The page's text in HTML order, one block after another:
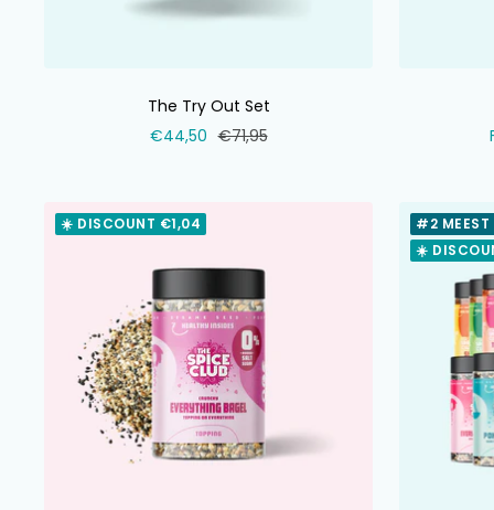
The Try Out Set
Selling
€44,50 Normal
€71,95
☀️ DISCOUNT €1,04
#2 MEEST
☀️